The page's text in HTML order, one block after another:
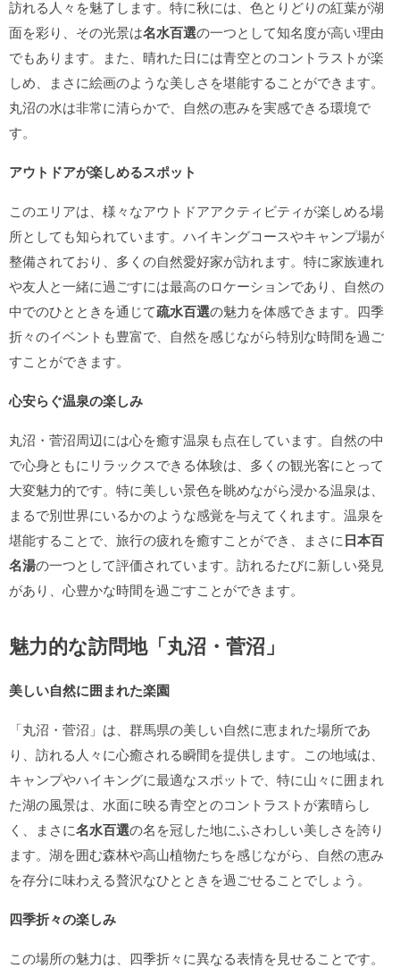
訪れる人々を魅了します。特に秋には、色とりどりの紅葉が湖
面を彩り、その光景は名水百選の一つとして知名度が高い理由
でもあります。また、晴れた日には青空とのコントラストが楽
しめ、まさに絵画のような美しさを堪能することができます。
丸沼の水は非常に清らかで、自然の恵みを実感できる環境で
す。
アウトドアが楽しめるスポット
このエリアは、様々なアウトドアアクティビティが楽しめる場
所としても知られています。ハイキングコースやキャンプ場が
整備されており、多くの自然愛好家が訪れます。特に家族連れ
や友人と一緒に過ごすには最高のロケーションであり、自然の
中でのひとときを通じて疏水百選の魅力を体感できます。四季
折々のイベントも豊富で、自然を感じながら特別な時間を過ご
すことができます。
心安らぐ温泉の楽しみ
丸沼・菅沼周辺には心を癒す温泉も点在しています。自然の中
で心身ともにリラックスできる体験は、多くの観光客にとって
大変魅力的です。特に美しい景色を眺めながら浸かる温泉は、
まるで別世界にいるかのような感覚を与えてくれます。温泉を
堪能することで、旅行の疲れを癒すことができ、まさに日本百
名湯の一つとして評価されています。訪れるたびに新しい発見
があり、心豊かな時間を過ごすことができます。
魅力的な訪問地「丸沼・菅沼」
美しい自然に囲まれた楽園
「丸沼・菅沼」は、群馬県の美しい自然に恵まれた場所であ
り、訪れる人々に心癒される瞬間を提供します。この地域は、
キャンプやハイキングに最適なスポットで、特に山々に囲まれ
た湖の風景は、水面に映る青空とのコントラストが素晴らし
く、まさに名水百選の名を冠した地にふさわしい美しさを誇り
ます。湖を囲む森林や高山植物たちを感じながら、自然の恵み
を存分に味わえる贅沢なひとときを過ごせることでしょう。
四季折々の楽しみ
この場所の魅力は、四季折々に異なる表情を見せることです。